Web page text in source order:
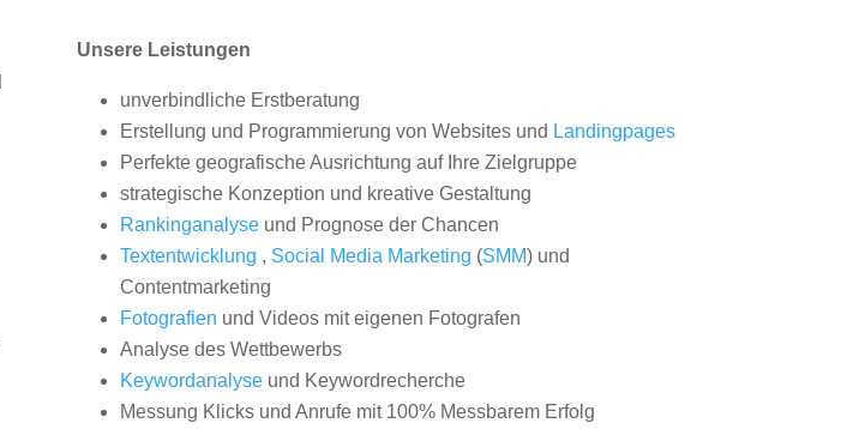
Unsere Leistungen
unverbindliche Erstberatung
Erstellung und Programmierung von Websites und Landingpages
Perfekte geografische Ausrichtung auf Ihre Zielgruppe
strategische Konzeption und kreative Gestaltung
Rankinganalyseund Prognose der Chancen
Textentwicklung , Social Media Marketing (SMM) und
Contentmarketing
Fotografien und Videos mit eigenen Fotografen
Analyse des Wettbewerbs
Keywordanalyseund Keywordrecherche
Messung Klicks und Anrufe mit 100% Messbarem Erfolg